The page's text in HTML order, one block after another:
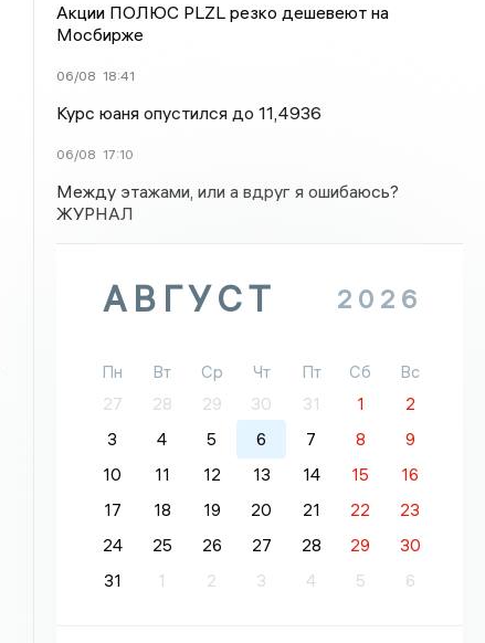
Акции ПОЛЮС PLZL резко дешевеют на
Мосбирже
06/08 18:41
Курс юаня опустился до 11,4936
06/08 17:10
Между этажами, или а вдруг я ошибаюсь?
ЖУРНАЛ
АВГУСТ 2026
Пн Вт Ср Чт Пт Сб
Вс
27
28 29 30 31 1
2
3
4 5 6 7 8
9
10
11 12 13 14 15
16
17
18 19 20 21 22
23
24
25 26 27 28 29
30
31
1 2 3 4 5 6